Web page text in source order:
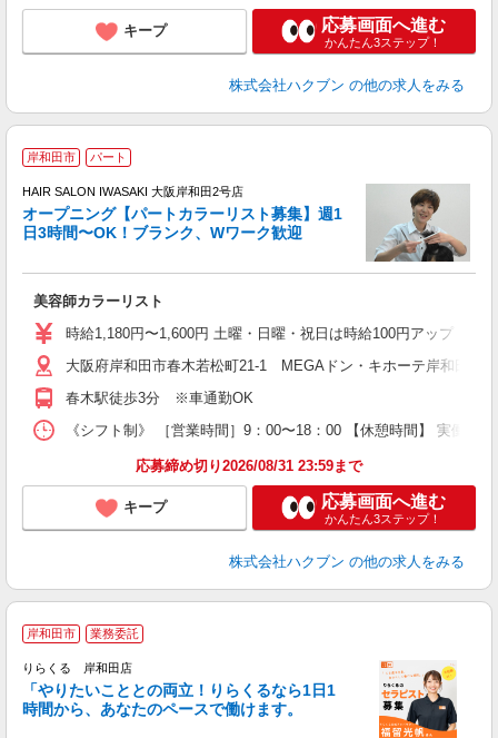
キープ 応募画面へ進む
かんたん3ステップ！
株式会社ハクブン の他の求人をみる
岸和田市 パート
HAIR SALON IWASAKI 大阪岸和田2号店
オープニング【パートカラーリスト募集】週1
日3時間〜OK！ブランク、Wワーク歓迎
美容師カラーリスト
時給1,180円〜1,600円 土曜・日曜・祝日は時給100円アップ ※資
大阪府岸和田市春木若松町21-1 MEGAドン・キホーテ岸和田店1
春木駅徒歩3分 ※車通勤OK
《シフト制》 ［営業時間］9：00〜18：00 【休憩時間】 実働6
応募締め切り2026/08/31 23:59まで
キープ 応募画面へ進む
かんたん3ステップ！
株式会社ハクブン の他の求人をみる
岸和田市 業務委託
りらくる 岸和田店
「やりたいこととの両立！りらくるなら1日1
時間から、あなたのペースで働けます。